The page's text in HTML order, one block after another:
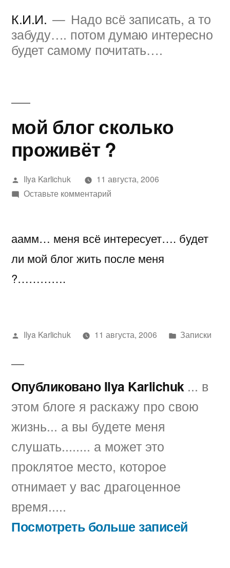
содержимому
К.И.И.
Надо всё записать, а то
забуду…. потом думаю интересно
будет самому почитать….
мой блог сколько
проживёт ?
Написано
автором
Ilya Karlichuk
11 августа, 2006
Оставьте комментарийк
сколько
?
аамм… меня всё интересует…. будет
ли мой блог жить после меня
?………….
Написано
Ilya Karlichuk 11 августа, 2006
Написано
Записки
Опубликовано Ilya Karlichuk ... в
этом блоге я раскажу про свою
жизнь... а вы будете меня
слушать........ а может это
проклятое место, которое
отнимает у вас драгоценное
время.....
Посмотреть больше записей